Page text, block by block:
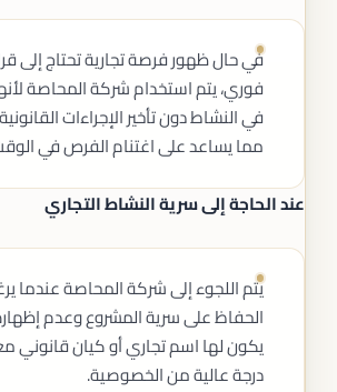
في حال ظهور فرصة تجارية تحتاج إلى
فوري، يتم استخدام شركة المحاصة
في النشاط دون تأخير الإجراءات
مما يساعد على اغتنام الفرص في
عند الحاجة إلى سرية النشاط التجاري
يتم اللجوء إلى شركة المحاصة عندما
الحفاظ على سرية المشروع وعدم
يكون لها اسم تجاري أو كيان قانوني
درجة عالية من الخصوصية.